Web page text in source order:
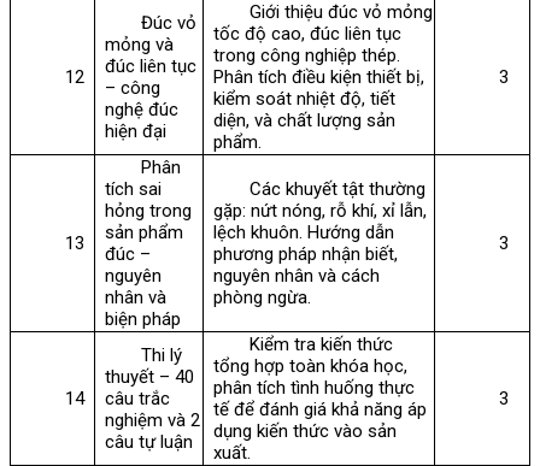
12
Đúc vỏ
mỏng và
đúc liên tục
– công
nghệ đúc
hiện đại
Giới thiệu đúc vỏ mỏng
tốc độ cao, đúc liên tục
trong công nghiệp thép.
Phân tích điều kiện thiết bị,
kiểm soát nhiệt độ, tiết
diện, và chất lượng sản
phẩm.
3
13
Phân
tích sai
hỏng trong
sản phẩm
đúc –
nguyên
nhân và
biện pháp
Các khuyết tật thường
gặp: nứt nóng, rỗ khí, xỉ lẫn,
lệch khuôn. Hướng dẫn
phương pháp nhận biết,
nguyên nhân và cách
phòng ngừa.
3
14
Thi lý
thuyết – 40
câu trắc
nghiệm và 2
câu tự luận
Kiểm tra kiến thức
tổng hợp toàn khóa học,
phân tích tình huống thực
tế để đánh giá khả năng áp
dụng kiến thức vào sản
xuất.
3